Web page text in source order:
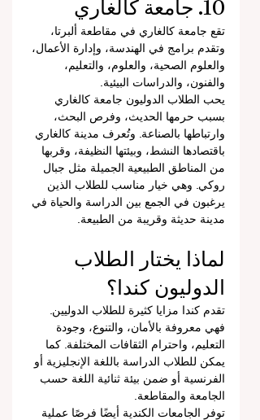
10. جامعة كالغاري
تقع جامعة كالغاري في مقاطعة ألبرتا،
وتقدم برامج في الهندسة، وإدارة الأعمال،
والعلوم الصحية، والعلوم، والتعليم،
والفنون، والدراسات البيئية.
يحب الطلاب الدوليون جامعة كالغاري
بسبب حرمها الحديث، وفرص البحث،
وارتباطها بالصناعة. وتُعرف مدينة كالغاري
باقتصادها النشط، وبيئتها النظيفة، وقربها
من المناطق الطبيعية الجميلة مثل جبال
روكي. وهي خيار مناسب للطلاب الذين
يرغبون في الجمع بين الدراسة والحياة في
مدينة حديثة وقريبة من الطبيعة.
لماذا يختار الطلاب
الدوليون كندا؟
تقدم كندا مزايا كثيرة للطلاب الدوليين.
فهي معروفة بالأمان، والتنوع، وجودة
التعليم، واحترام الثقافات المختلفة. كما
يمكن للطلاب الدراسة باللغة الإنجليزية أو
الفرنسية أو ضمن بيئة ثنائية اللغة حسب
الجامعة والمقاطعة.
توفر الجامعات الكندية أيضًا فرصًا عملية